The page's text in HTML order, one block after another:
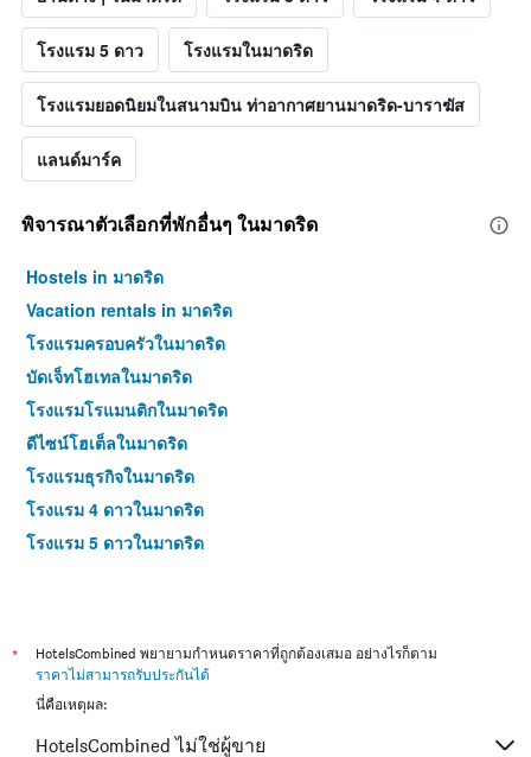
โรงแรม 5 ดาว โรงแรมในมาดริด
โรงแรมยอดนิยมในสนามบิน ท่าอากาศยานมาดริด-บาราฆัส
แลนด์มาร์ค
พิจารณาตัวเลือกที่พักอื่นๆ ในมาดริด
Hostels in มาดริด
Vacation rentals in มาดริด
โรงแรมครอบครัวในมาดริด
บัดเจ็ทโฮเทลในมาดริด
โรงแรมโรแมนติกในมาดริด
ดีไซน์โฮเต็ลในมาดริด
โรงแรมธุรกิจในมาดริด
โรงแรม 4 ดาวในมาดริด
โรงแรม 5 ดาวในมาดริด
*
HotelsCombined พยายามกำหนดราคาที่ถูกต้องเสมอ อย่างไรก็ตาม
ราคาไม่สามารถรับประกันได้
นี่คือเหตุผล:
HotelsCombined ไม่ใช่ผู้ขาย